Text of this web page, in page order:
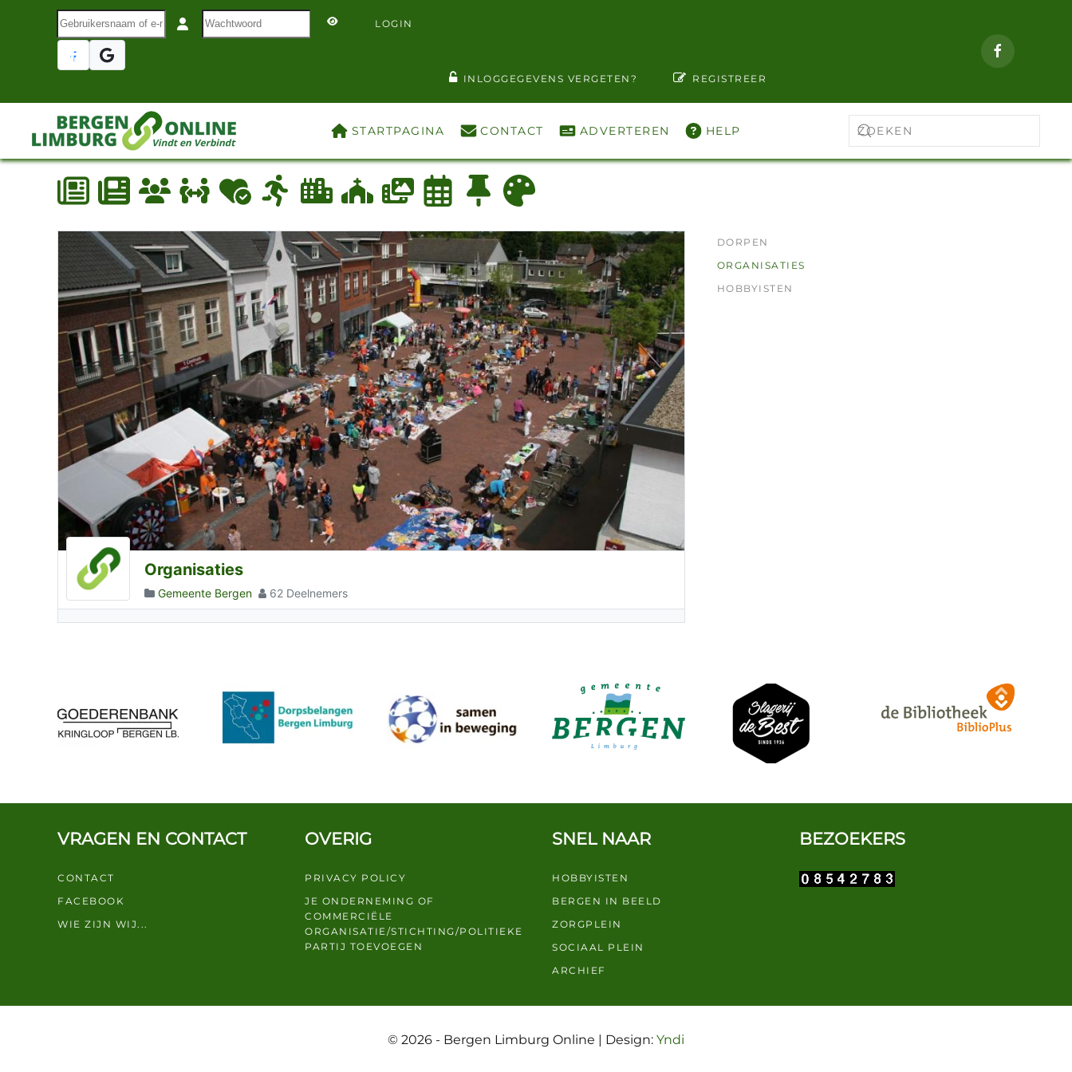
Terug naar hoofdinhoud
Gebruikersnaam of e-mail
LOGIN
INLOGGEGEVENS VERGETEN? REGISTREER
STARTPAGINA CONTACT ADVERTEREN HELP
Organisaties
Gemeente Bergen 62 Deelnemers
DORPEN
ORGANISATIES
HOBBYISTEN
VRAGEN EN CONTACT
CONTACT
FACEBOOK
WIE ZIJN WIJ...
OVERIG
PRIVACY POLICY
JE ONDERNEMING OF
COMMERCIËLE
ORGANISATIE/STICHTING/POLITIEKE
PARTIJ TOEVOEGEN
SNEL NAAR
HOBBYISTEN
BERGEN IN BEELD
ZORGPLEIN
SOCIAAL PLEIN
ARCHIEF
BEZOEKERS
© 2026 - Bergen Limburg Online | Design: Yndi